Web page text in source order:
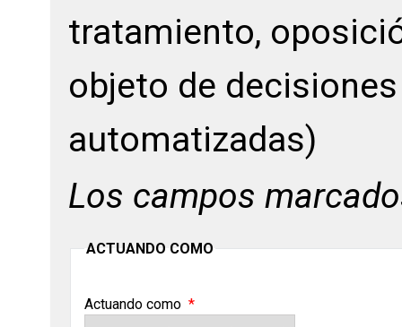
tratamiento,
objeto de
automatizadas)
Los campos
ACTUANDO COMO
Actuando como